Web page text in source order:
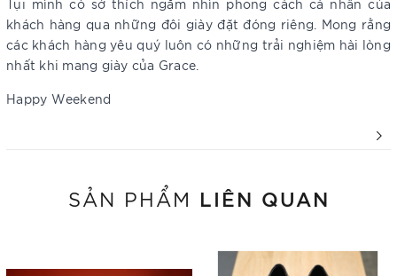
Tụi mình có sở thích ngắm nhìn phong cách cá nhân của
khách hàng qua những đôi giày đặt đóng riêng. Mong rằng
các khách hàng yêu quý luôn có những trải nghiệm hài lòng
nhất khi mang giày của Grace.
Happy Weekend
SẢN PHẨM LIÊN QUAN